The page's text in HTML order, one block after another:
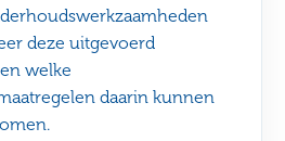
deze uitgevoerd
welke
daarin kunnen